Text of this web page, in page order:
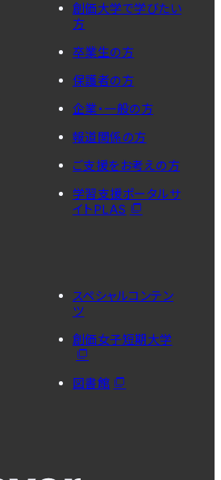
創価大学で学びたい
方
卒業生の方
保護者の方
企業・一般の方
報道関係の方
ご支援をお考えの方
学習支援ポータルサ
イトPLAS
スペシャルコンテン
ツ
創価女子短期大学
図書館